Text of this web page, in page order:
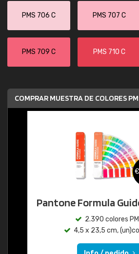
PMS 706 C PMS 707 C
PMS 709 C PMS 710 C
COMPRAR MUESTRA DE COLORES
Pantone Formula
2.390 colores
4,5 x 23,5 cm,